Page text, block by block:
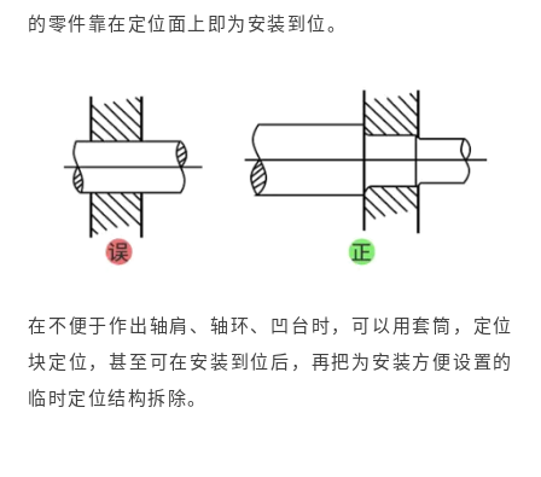
的零件靠在定位面上即为安装到位。
在不便于作出轴肩、轴环、凹台时，可以用套筒，定位
块定位，甚至可在安装到位后，再把为安装方便设置的
临时定位结构拆除。